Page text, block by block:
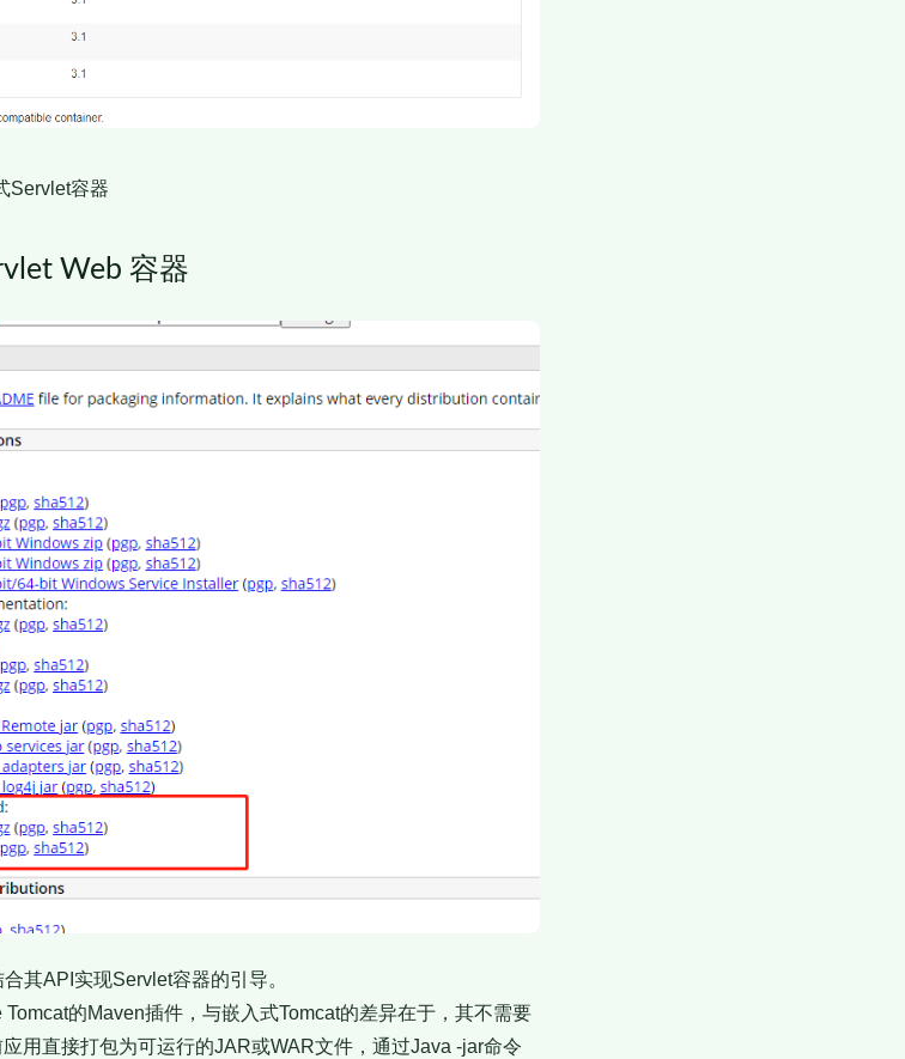
Servlet容器
Web 容器
其API实现Servlet容器的引导。
的Maven插件，与嵌入式Tomcat的差异在于，其不需要
用直接打包为可运行的JAR或WAR文件，通过Java -jar命令